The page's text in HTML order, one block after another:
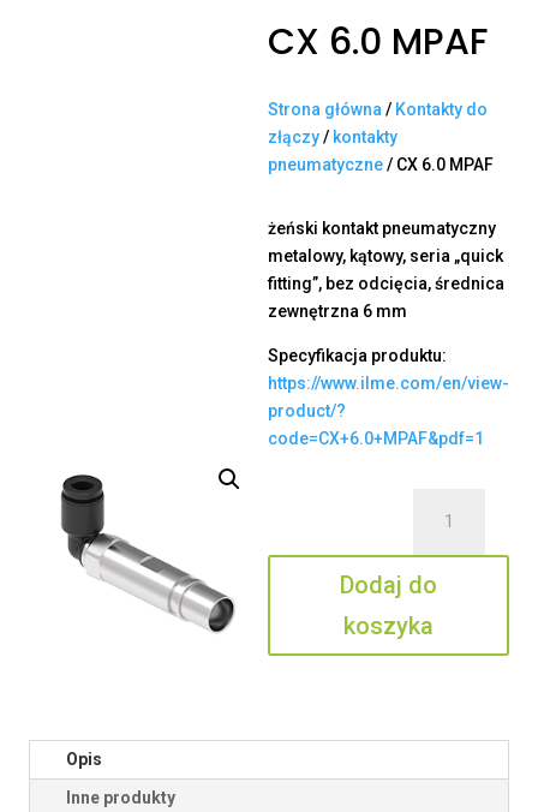
CX 6.0 MPAF
Strona główna / Kontakty do
złączy/ kontakty
pneumatyczne/ CX 6.0 MPAF
żeński kontakt pneumatyczny
metalowy, kątowy, seria „quick
fitting”, bez odcięcia, średnica
zewnętrzna 6 mm
Specyfikacja produktu:
https://www.ilme.com/en/view-
product/?
code=CX+6.0+MPAF&pdf=1
6.0
MPAF
Dodaj do
koszyka
Opis
Inne produkty